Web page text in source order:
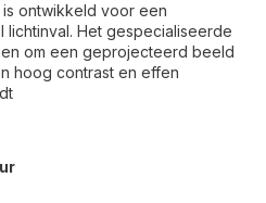
is ontwikkeld voor een
Het gespecialiseerde
om een ​​geprojecteerd beeld
hoog contrast en effen